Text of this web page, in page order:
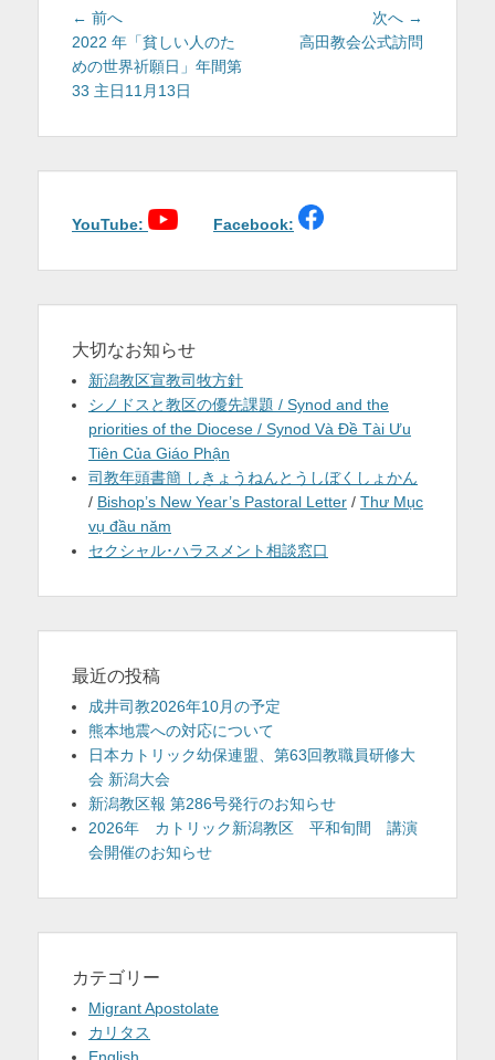
投
稿
ナ
ビ
シ
ン
← 前へ
の
投
稿:
2022 年「貧しい人のた
めの世界祈願日」年間第
33 主日11月13日
次へ →
高田教会公式訪問
YouTube: Facebook:
大切なお知らせ
新潟教区宣教司牧方針
シノドスと教区の優先課題 / Synod and the
priorities of the Diocese / Synod Và Đề Tài Ưu
Tiên Của Giáo Phận
司教年頭書簡 しきょうねんとうしぼくしょかん
/ Bishop’s New Year’s Pastoral Letter / Thư Mục
vụ đầu năm
セクシャル･ハラスメント相談窓口
最近の投稿
成井司教2026年10月の予定
熊本地震への対応について
日本カトリック幼保連盟、第63回教職員研修大
会 新潟大会
新潟教区報 第286号発行のお知らせ
2026年 カトリック新潟教区 平和旬間 講演
会開催のお知らせ
カテゴリー
Migrant Apostolate
カリタス
English